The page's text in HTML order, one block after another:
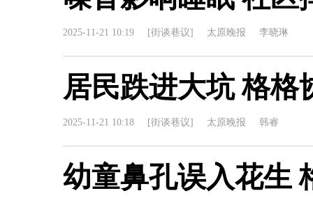
2025-11-21 10:19 [街谈巷议] 太原晚报 李晓琳
居民跌进大坑 格格
2025-11-21 10:18 [街谈巷议] 太原晚报 韩睿
幼童鼻孔误入花生